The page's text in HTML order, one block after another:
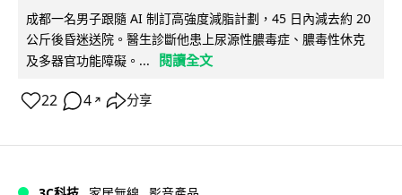
成都一名男子跟隨 AI 制訂高強度減脂計劃，45 日內減去約 20
公斤後昏迷送院。醫生診斷他患上尿源性膿毒症、膿毒性休克
及多器官功能障礙。...
閱讀全文
22 4 ↗ 分享